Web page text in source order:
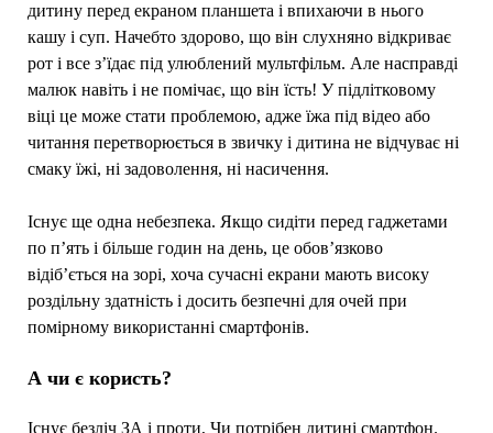
дитину перед екраном планшета і впихаючи в нього
кашу і суп. Начебто здорово, що він слухняно відкриває
рот і все з’їдає під улюблений мультфільм. Але насправді
малюк навіть і не помічає, що він їсть! У підлітковому
віці це може стати проблемою, адже їжа під відео або
читання перетворюється в звичку і дитина не відчуває ні
смаку їжі, ні задоволення, ні насичення.
Існує ще одна небезпека. Якщо сидіти перед гаджетами
по п’ять і більше годин на день, це обов’язково
відіб’ється на зорі, хоча сучасні екрани мають високу
роздільну здатність і досить безпечні для очей при
помірному використанні смартфонів.
А чи є користь?
Існує безліч ЗА і проти, Чи потрібен дитині смартфон.